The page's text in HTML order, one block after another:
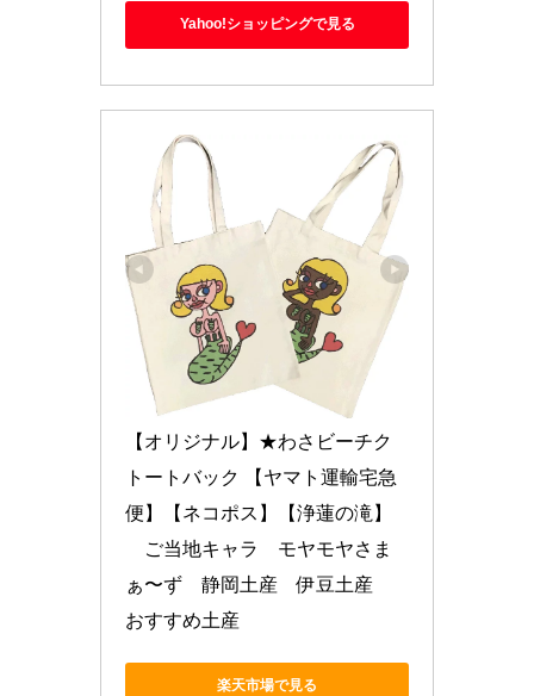
Yahoo!ショッピングで見る
【オリジナル】★わさビーチク
トートバック 【ヤマト運輸宅急
便】【ネコポス】【浄蓮の滝】
ご当地キャラ　モヤモヤさま
ぁ〜ず　静岡土産　伊豆土産
おすすめ土産
楽天市場で見る